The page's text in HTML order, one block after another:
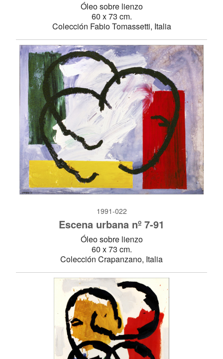
Óleo sobre lienzo
60 x 73 cm.
Colección Fabio Tomassetti, Italia
1991-022
Escena urbana nº 7-91
Óleo sobre lienzo
60 x 73 cm.
Colección Crapanzano, Italia